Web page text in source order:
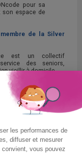
pour sa
son espace de
de la Silver
est un collectif
des seniors,
vieillir à domicile.